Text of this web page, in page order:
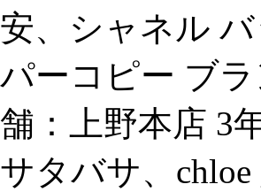
安、シャネル
パーコピー ブ
舗：上野本店 3
サタバサ、